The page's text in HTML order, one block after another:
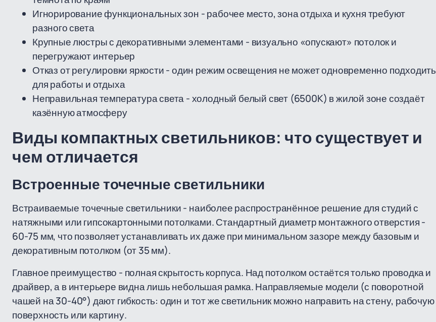
Игнорирование функциональных зон - рабочее место, зона отдыха и кухня требуют
разного света
Крупные люстры с декоративными элементами - визуально «опускают» потолок и
перегружают интерьер
Отказ от регулировки яркости - один режим освещения не может одновременно подходить
для работы и отдыха
Неправильная температура света - холодный белый свет (6500K) в жилой зоне создаёт
казённую атмосферу
Виды компактных светильников: что существует и
чем отличается
Встроенные точечные светильники
Встраиваемые точечные светильники - наиболее распространённое решение для студий с
натяжными или гипсокартонными потолками. Стандартный диаметр монтажного отверстия -
60-75 мм, что позволяет устанавливать их даже при минимальном зазоре между базовым и
декоративным потолком (от 35 мм).
Главное преимущество - полная скрытость корпуса. Над потолком остаётся только проводка и
драйвер, а в интерьере видна лишь небольшая рамка. Направляемые модели (с поворотной
чашей на 30-40°) дают гибкость: один и тот же светильник можно направить на стену, рабочую
поверхность или картину.